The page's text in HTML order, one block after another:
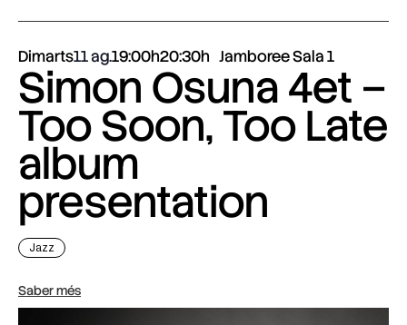
Dimarts11 ag.19:00h20:30h Jamboree Sala 1
Simon Osuna 4et –
Too Soon, Too Late
album
presentation
Jazz
Saber més